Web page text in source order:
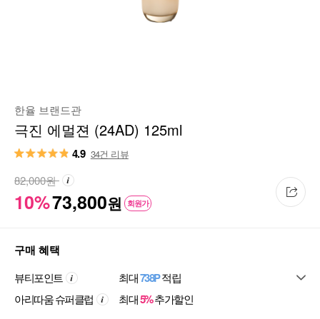
한율 브랜드관
극진 에멀젼 (24AD) 125ml
4.9 34건 리뷰
10%73,800원 회원가
82,000원
구매 혜택
뷰티포인트 최대738P적립
아리따움 슈퍼클럽
최대5%추가할인